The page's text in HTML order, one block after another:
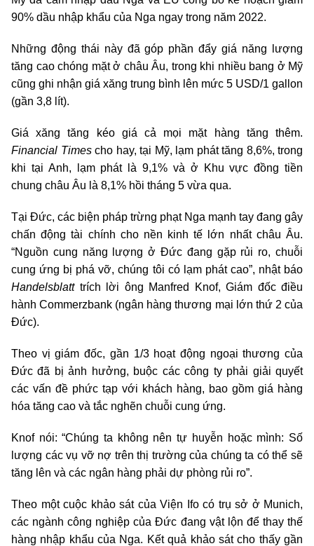
90% dầu nhập khẩu của Nga ngay trong năm 2022.
Những động thái này đã góp phần đẩy giá năng lượng
tăng cao chóng mặt ở châu Âu, trong khi nhiều bang ở Mỹ
cũng ghi nhận giá xăng trung bình lên mức 5 USD/1 gallon
(gần 3,8 lít).
Giá xăng tăng kéo giá cả mọi mặt hàng tăng thêm.
Financial Timescho hay, tại Mỹ, lạm phát tăng 8,6%, trong
khi tại Anh, lạm phát là 9,1% và ở Khu vực đồng tiền
chung châu Âu là 8,1% hồi tháng 5 vừa qua.
Tại Đức, các biện pháp trừng phạt Nga mạnh tay đang gây
chấn động tài chính cho nền kinh tế lớn nhất châu Âu.
“Nguồn cung năng lượng ở Đức đang gặp rủi ro, chuỗi
cung ứng bị phá vỡ, chúng tôi có lạm phát cao”, nhật báo
Handelsblatttrích lời ông Manfred Knof, Giám đốc điều
hành Commerzbank (ngân hàng thương mại lớn thứ 2 của
Đức).
Theo vị giám đốc, gần 1/3 hoạt động ngoại thương của
Đức đã bị ảnh hưởng, buộc các công ty phải giải quyết
các vấn đề phức tạp với khách hàng, bao gồm giá hàng
hóa tăng cao và tắc nghẽn chuỗi cung ứng.
Knof nói: “Chúng ta không nên tự huyễn hoặc mình: Số
lượng các vụ vỡ nợ trên thị trường của chúng ta có thể sẽ
tăng lên và các ngân hàng phải dự phòng rủi ro”.
Theo một cuộc khảo sát của Viện Ifo có trụ sở ở Munich,
các ngành công nghiệp của Đức đang vật lộn để thay thế
hàng nhập khẩu của Nga. Kết quả khảo sát cho thấy gần